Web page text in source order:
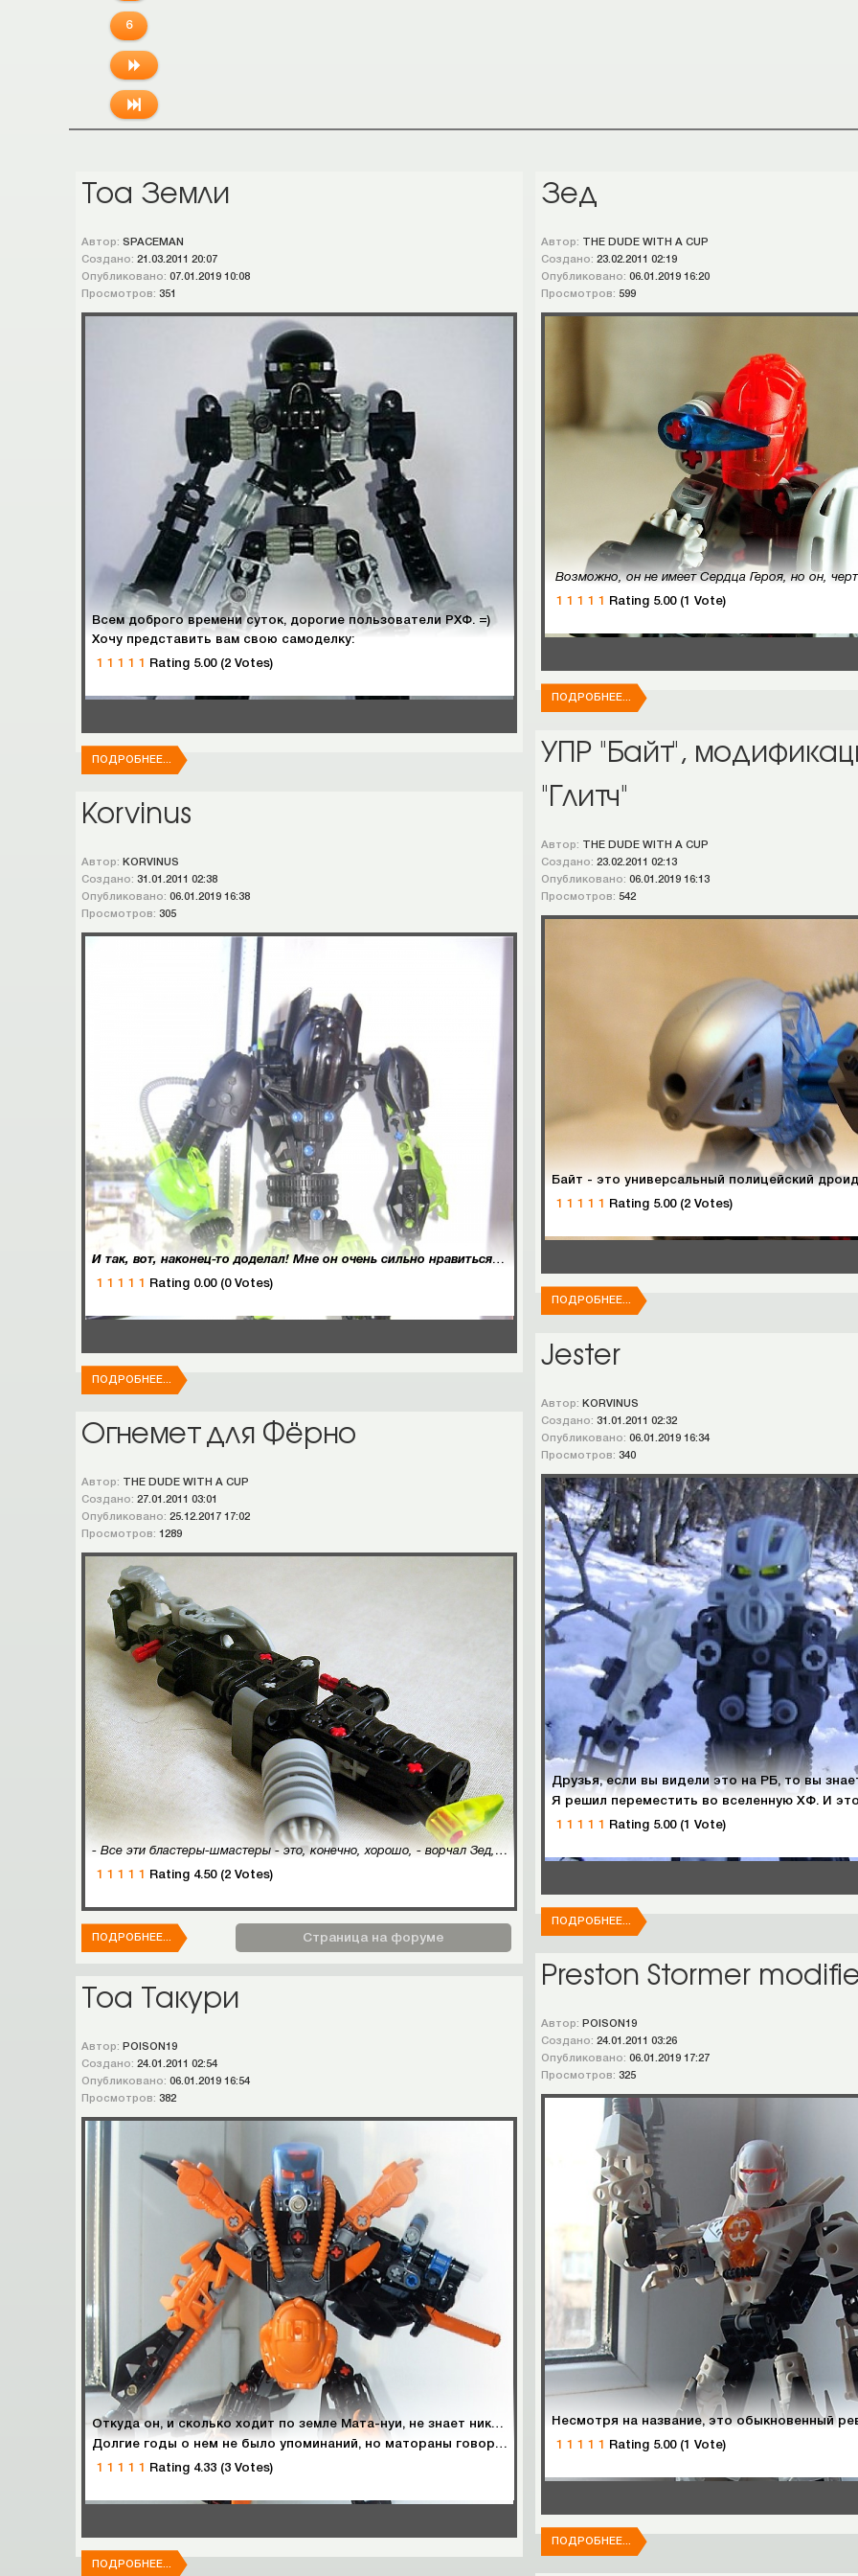
Тоа Земли
Автор: SPACEMAN
Создано: 21.03.2011 20:07
Опубликовано: 07.01.2019 10:08
Просмотров: 351
Всем доброго времени суток, дорогие пользователи РХФ. =)
Хочу представить вам свою самоделку:
1 1 1 1 1 Rating 5.00 (2 Votes)
ПОДРОБНЕЕ...
Зед
Автор:
THE DUDE WITH A CUP
Создано: 23.02.2011 02:19
Опубликовано: 06.01.2019 16:20
Просмотров: 599
Возможно, он не имеет Сердца Героя, но он, черт побери, единственный обученный воевать пехотинец на этом забытым Богом куске камня!И он
1 1 1 1 1 Rating 5.00 (1 Vote)
ПОДРОБНЕЕ...
УПР "Байт",
"Глитч"
Автор:
THE DUDE WITH A CUP
Создано: 23.02.2011 02:13
Опубликовано: 06.01.2019 16:13
Просмотров: 542
1 1 1 1 1 Rating 5.00 (2 Votes)
ПОДРОБНЕЕ...
Korvinus
Автор: KORVINUS
Создано: 31.01.2011 02:38
Опубликовано: 06.01.2019 16:38
Просмотров: 305
И так, вот, наконец-то доделал! Мне он очень сильно нравиться ! Ну на ваш суд.
1 1 1 1 1 Rating 0.00 (0 Votes)
ПОДРОБНЕЕ...
Jester
Автор: KORVINUS
Создано: 31.01.2011 02:32
Опубликовано: 06.01.2019 16:34
Просмотров: 340
Я решил переместить во вселенную ХФ. И это окончательно, на РБ я сделать так не смогу т.к. там
1 1 1 1 1 Rating 5.00 (1 Vote)
ПОДРОБНЕЕ...
Огнемет для Фёрно
Автор:
THE DUDE WITH A CUP
Создано: 27.01.2011 03:01
Опубликовано: 25.12.2017 17:02
Просмотров: 1289
- Все эти бластеры-шмастеры - это, конечно, хорошо, - ворчал Зед, компануя что-то на верстаке. - Однако в нашей Вселенной еще осталось место органическим тварям... и если они придут, городу Макухиро не поздоровится, - всполох огня в сумрачной мастерской дал знать, что сборка завершена.
1 1 1 1 1 Rating 4.50 (2 Votes)
ПОДРОБНЕЕ... Страница на форуме
Preston Stormer
Автор: POISON19
Создано: 24.01.2011 03:26
Опубликовано: 06.01.2019 17:27
Просмотров: 325
Несмотря на название, это обыкновенный
1 1 1 1 1 Rating 5.00 (1 Vote)
ПОДРОБНЕЕ...
Тоа Такури
Автор: POISON19
Создано: 24.01.2011 02:54
Опубликовано: 06.01.2019 16:54
Просмотров: 382
Откуда он, и сколько ходит по земле Мата-нуи, не знает никто. Даже в хрониках первых Тураг говорится о нем. Говорят, что он был когда то Тоа огня, который обладал невиданной силой, и, не найдя себе соперников среди тоа, ушел в долгие странствования.
Долгие годы о нем не было упоминаний, но матораны говорят что он вернулся и что то ищет..
1 1 1 1 1 Rating 4.33 (3 Votes)
ПОДРОБНЕЕ...
6